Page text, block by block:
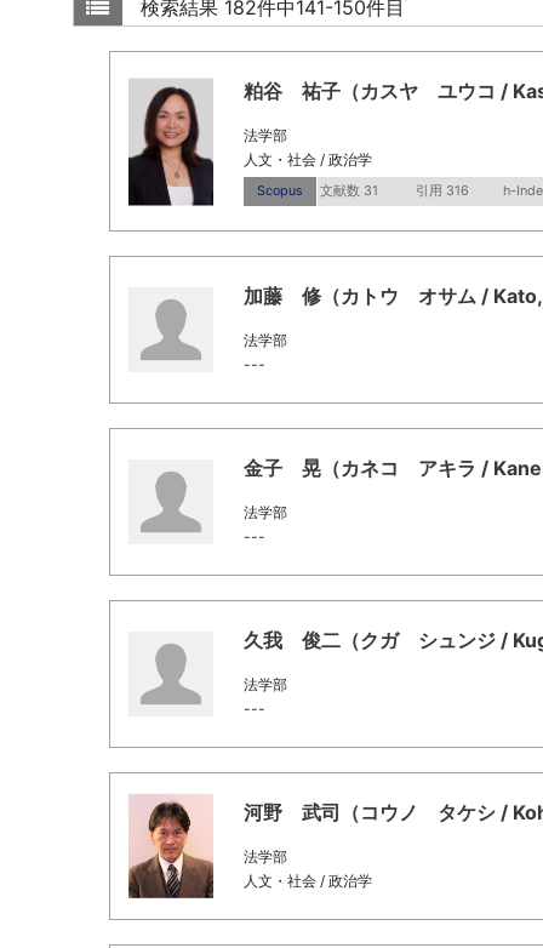
検索結果 182件中141-150件目
粕谷 祐子（カスヤ ユウコ /
法学部
人文・社会 / 政治学
Scopus 文献数 31 引用 316 h-
加藤 修（カトウ オサム /
法学部
---
金子 晃（カネコ アキラ /
法学部
---
久我 俊二（クガ シュンジ /
法学部
---
河野 武司（コウノ タケシ /
法学部
人文・社会 / 政治学